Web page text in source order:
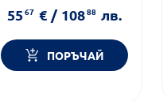
5567 € / 10888 лв.
ПОРЪЧАЙ